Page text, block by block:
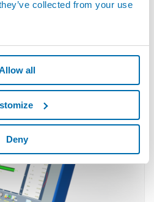
collected from your use
all
Deny
式技术的计量计算机